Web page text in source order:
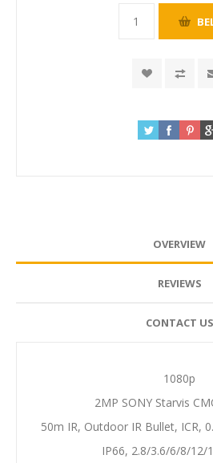
OVERVIEW
REVIEWS
CONTACT US
1080p
2MP SONY Starvis
50m IR, Outdoor IR Bullet, ICR,
IP66, 2.8/3.6/6/8/12/